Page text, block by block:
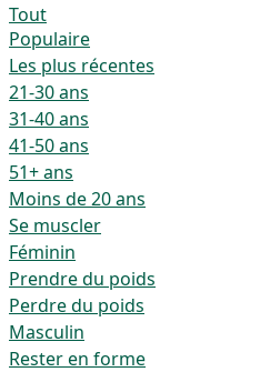
Tout
Populaire
Les plus récentes
21-30 ans
31-40 ans
41-50 ans
51+ ans
Moins de 20 ans
Se muscler
Féminin
Prendre du poids
Perdre du poids
Masculin
Rester en forme